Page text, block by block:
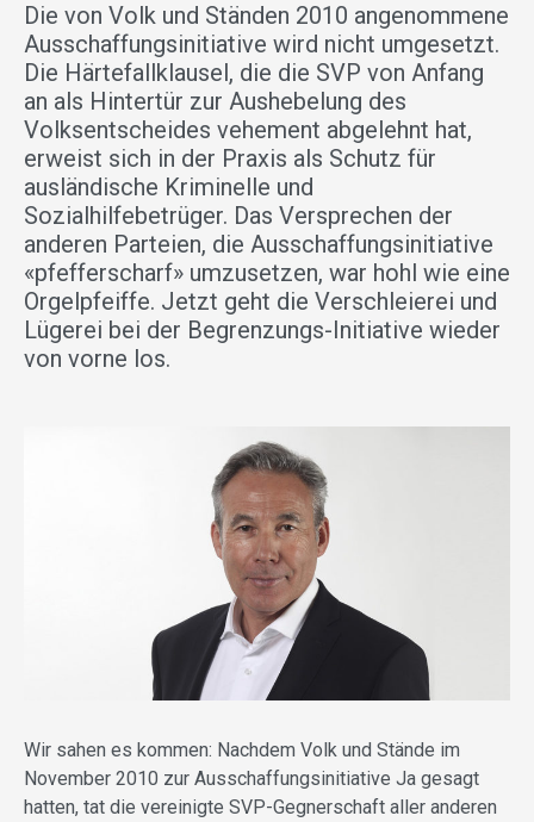
Die von Volk und Ständen 2010 angenommene
Ausschaffungsinitiative wird nicht umgesetzt.
Die Härtefallklausel, die die SVP von Anfang
an als Hintertür zur Aushebelung des
Volksentscheides vehement abgelehnt hat,
erweist sich in der Praxis als Schutz für
ausländische Kriminelle und
Sozialhilfebetrüger. Das Versprechen der
anderen Parteien, die Ausschaffungsinitiative
«pfefferscharf» umzusetzen, war hohl wie eine
Orgelpfeiffe. Jetzt geht die Verschleierei und
Lügerei bei der Begrenzungs-Initiative wieder
von vorne los.
Wir sahen es kommen: Nachdem Volk und Stände im
November 2010 zur Ausschaffungsinitiative Ja gesagt
hatten, tat die vereinigte SVP-Gegnerschaft aller anderen